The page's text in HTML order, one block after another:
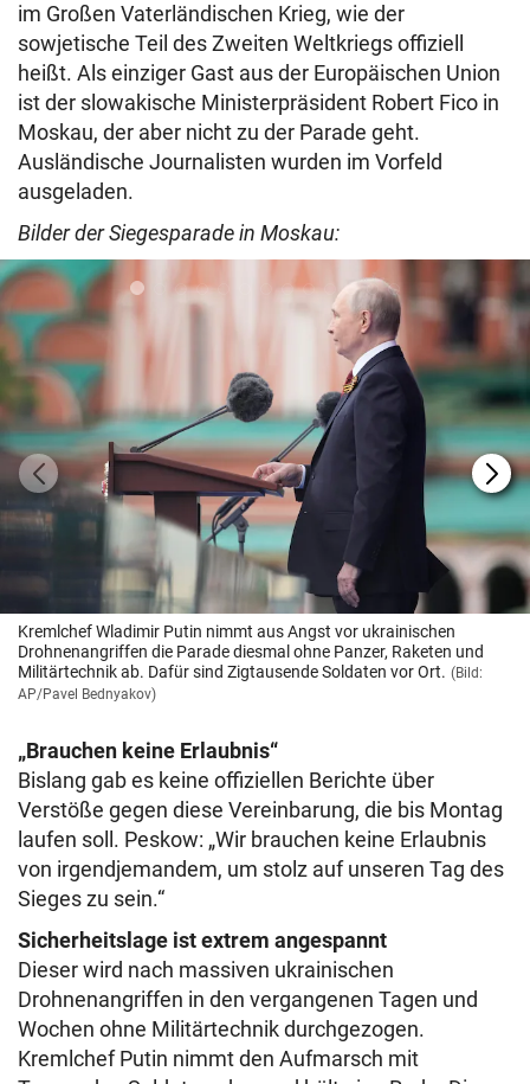
im Großen Vaterländischen Krieg, wie der
sowjetische Teil des Zweiten Weltkriegs offiziell
heißt. Als einziger Gast aus der Europäischen Union
ist der slowakische Ministerpräsident Robert Fico in
Moskau, der aber nicht zu der Parade geht.
Ausländische Journalisten wurden im Vorfeld
ausgeladen.
Bilder der Siegesparade in Moskau:
Kremlchef Wladimir Putin nimmt aus Angst vor ukrainischen
Drohnenangriffen die Parade diesmal ohne Panzer, Raketen und
Militärtechnik ab. Dafür sind Zigtausende Soldaten vor Ort. (Bild:
AP/Pavel Bednyakov)
„Brauchen keine Erlaubnis“
Bislang gab es keine offiziellen Berichte über
Verstöße gegen diese Vereinbarung, die bis Montag
laufen soll. Peskow: „Wir brauchen keine Erlaubnis
von irgendjemandem, um stolz auf unseren Tag des
Sieges zu sein.“
Sicherheitslage ist extrem angespannt
Dieser wird nach massiven ukrainischen
Drohnenangriffen in den vergangenen Tagen und
Wochen ohne Militärtechnik durchgezogen.
Kremlchef Putin nimmt den Aufmarsch mit